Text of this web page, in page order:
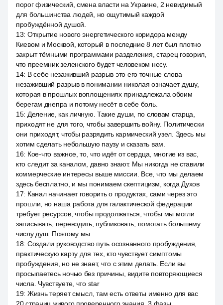
порог физический, смена власти на Украине, 2 невидимый
для большинства людей, но ощутимый каждой
пробуждённой душой.
13: Открытие нового энергетического коридора между
Киевом и Москвой, который в последние 8 лет был плотно
закрыт тёмными программами разделения, старец говорил,
что преемник зеленского будет человеком несу.
14: В себе незаживший разрыв это его точные слова
незаживший разрыв в понимании николая означает душу,
которая в прошлых воплощениях принадлежала обоим
берегам днепра и потому несёт в себе боль.
15: Деление, как личную. Такие души, по словам старца,
приходят не для того, чтобы завершить войну. Политически
они приходят, чтобы разрядить кармический узел. Здесь мы
хотим сделать небольшую паузу и сказать вам.
16: Кое-что важное, то, что идёт от сердца, многие из вас,
кто следит за каналом, давно знают. Мы никогда не ставили
коммерческие интересы выше миссии. Все, что мы делаем
здесь бесплатно, и мы понимаем скептицизм, когда Духов
17: Канал начинает говорить о продуктах, сами через это
прошли, но наша работа для галактической федерации
требует ресурсов, чтобы продолжаться, чтобы мы могли
записывать, переводить, публиковать, помогать большему
числу душ. Поэтому мы
18: Создали руководство путь осознанного пробуждения,
практическую карту для тех, кто чувствует симптомы
пробуждения, но не знает, что с этим делать. Если вы
просыпаетесь ночью без причины, видите повторяющиеся
числа. Чувствуете, что star
19: Жизнь теряет смысл, там есть ответы именно для вас